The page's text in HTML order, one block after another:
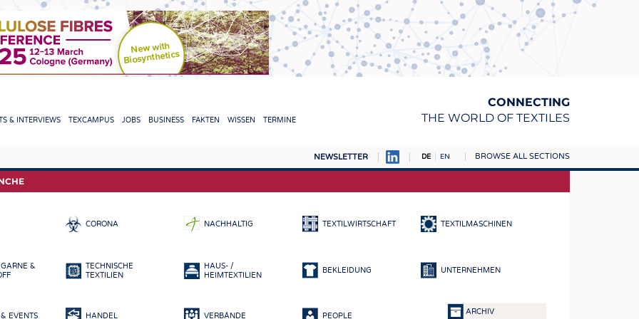
CONNECTING
THE WORLD OF TEXTILES
& INTERVIEWS TEXCAMPUS JOBS BUSINESS FAKTEN WISSEN TERMINE
NEWSLETTER DE EN BROWSE ALL SECTIONS
TEXTILE LEADERSHIP FASERN
GEWEBE
CORONA NACHHALTIG TEXTILWIRTSCHAFT TEXTILMASCHINEN
&
TECHNISCHE
TEXTILIEN
HAUS- /
HEIMTEXTILIEN
BEKLEIDUNG UNTERNEHMEN
EVENTS HANDEL VERBÄNDE PEOPLE ARCHIV